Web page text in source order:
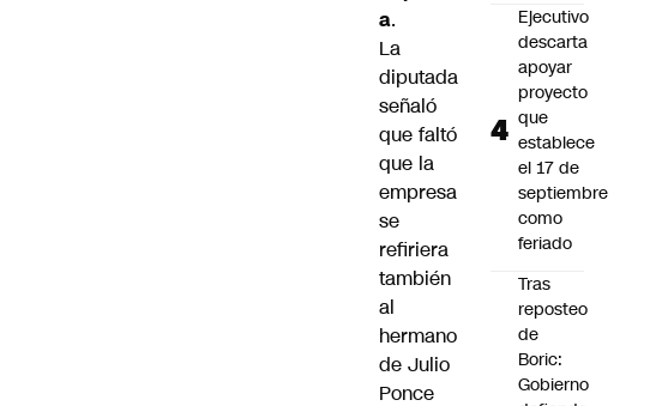
a.
La
diputada
señaló
que faltó
que la
empresa
se
refiriera
también
al
hermano
de Julio
Ponce
Ejecutivo
descarta
apoyar
proyecto
que
establece
el 17 de
septiembre
como
feriado
Tras
reposteo
de
Boric:
Gobierno